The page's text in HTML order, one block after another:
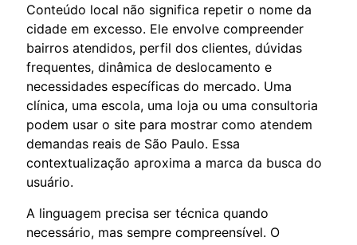
Conteúdo local não significa repetir o nome da
cidade em excesso. Ele envolve compreender
bairros atendidos, perfil dos clientes, dúvidas
frequentes, dinâmica de deslocamento e
necessidades específicas do mercado. Uma
clínica, uma escola, uma loja ou uma consultoria
podem usar o site para mostrar como atendem
demandas reais de São Paulo. Essa
contextualização aproxima a marca da busca do
usuário.
A linguagem precisa ser técnica quando
necessário, mas sempre compreensível. O